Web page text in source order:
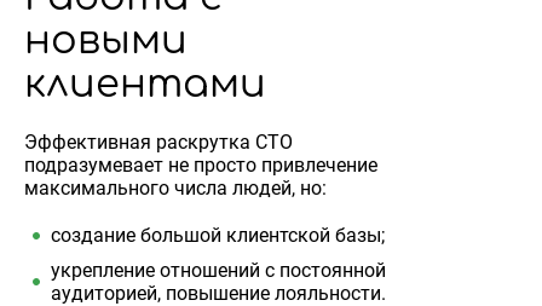
новыми
клиентами
Эффективная раскрутка СТО
подразумевает не просто привлечение
максимального числа людей, но:
создание большой клиентской базы;
укрепление отношений с постоянной
аудиторией, повышение лояльности.